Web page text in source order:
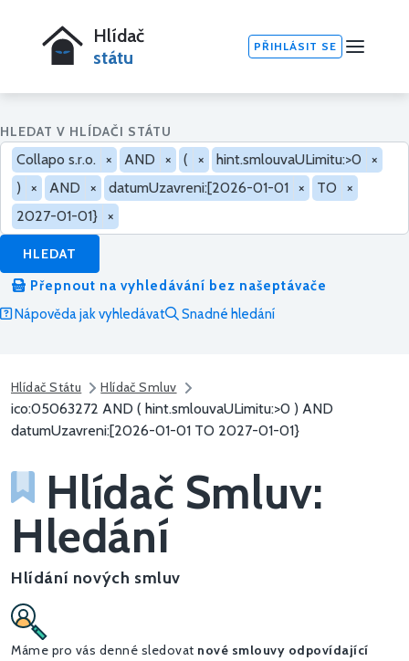
Hlídač
státu
PŘIHLÁSIT SE
HLEDAT V HLÍDAČI STÁTU
Collapo s.r.o. × AND × ( × hint.smlouvaULimitu:>0
×
)
× AND × datumUzavreni:[2026-01-01 × TO
×
2027-01-01} ×
HLEDAT
Přepnout na vyhledávání bez našeptávače
Nápověda jak vyhledávat
Snadné hledání
Hlídač Státu Hlídač Smluv
ico:05063272 AND ( hint.smlouvaULimitu:>0 ) AND
datumUzavreni:[2026-01-01 TO 2027-01-01}
Hlídač Smluv:
Hledání
Hlídání nových smluv
Máme pro vás denné sledovat nové smlouvy odpovídající